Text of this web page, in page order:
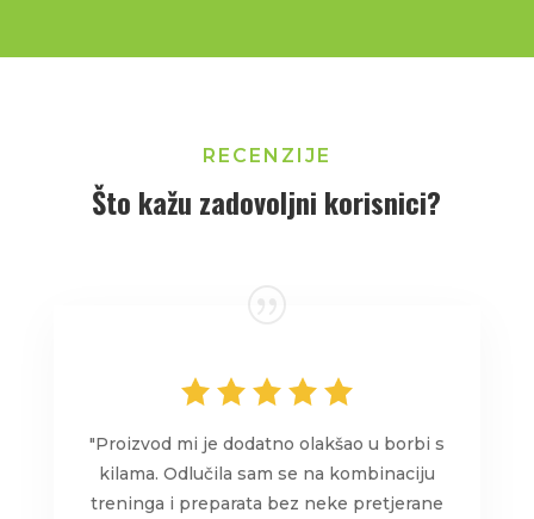
RECENZIJE
Što kažu zadovoljni korisnici?
"Proizvod mi je dodatno olakšao u borbi s
kilama. Odlučila sam se na kombinaciju
treninga i preparata bez neke pretjerane